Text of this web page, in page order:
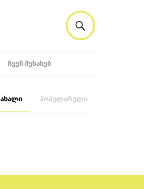
ᲩᲕᲔᲜ ᲨᲔᲡᲐᲮᲔᲑ
ახალი პოპულარული